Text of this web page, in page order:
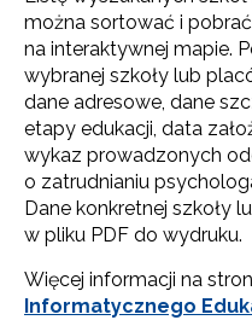
można sortować i
na interaktywnej mapie.
wybranej szkoły lub
dane adresowe, dane
etapy edukacji, data
wykaz prowadzonych
o zatrudnianiu
Dane konkretnej szkoły
w pliku PDF do wydruku.
Więcej informacji na
Informatycznego